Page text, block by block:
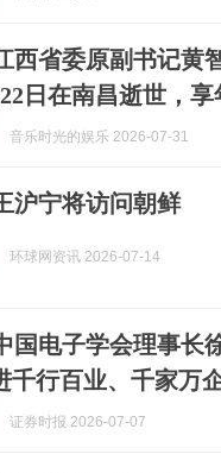
西省委原副书记黄
日在南昌逝世，享
音乐时光的娱乐 2026-07-31
沪宁将访问朝鲜
环球网资讯 2026-07-14
国电子学会理事长
千行百业、千家万
证券时报 2026-07-07